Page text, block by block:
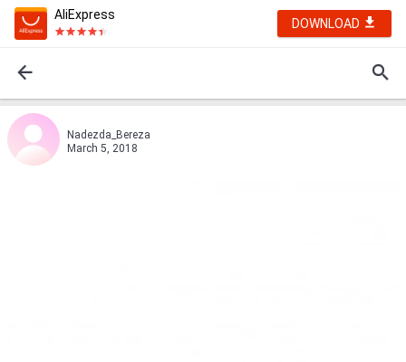
AliExpress
DOWNLOAD
Nadezda_Bereza
March 5, 2018